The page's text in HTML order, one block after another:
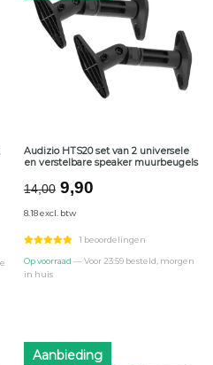
Audizio HTS20 set van 2 universele
en verstelbare speaker muurbeugels
14,00 Oorspronkelijke
was:
€14,00.
9,90Huidige
€9,90.
8.18 excl. btw
1 beoordelingen
Op voorraad — Voor 23:59 besteld, morgen
in huis
Aanbieding